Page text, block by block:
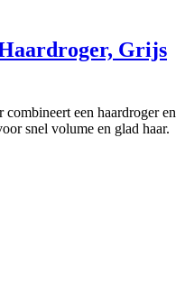
Grijs
een haardroger en
snel volume en glad haar.